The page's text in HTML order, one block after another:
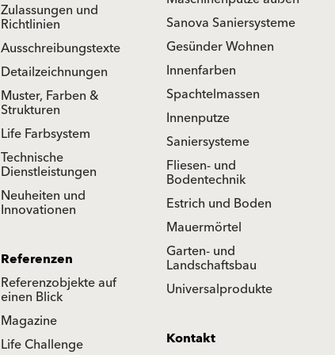
Sanova Saniersysteme
Gesünder Wohnen
Innenfarben
Spachtelmassen
Innenputze
Saniersysteme
Fliesen- und
Bodentechnik
Estrich und Boden
Mauermörtel
Garten- und
Landschaftsbau
Universalprodukte
Zulassungen und
Richtlinien
Ausschreibungstexte
Detailzeichnungen
Muster, Farben &
Strukturen
Life Farbsystem
Technische
Dienstleistungen
Neuheiten und
Innovationen
Referenzen
Referenzobjekte auf
einen Blick
Magazine
Life Challenge
Kontakt